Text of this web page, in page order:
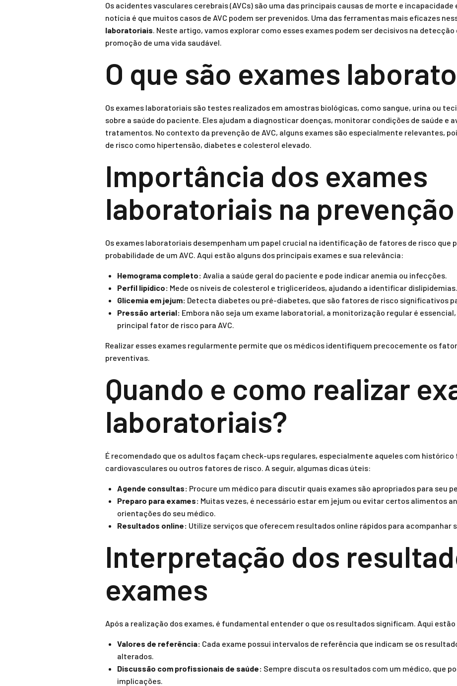
Os acidentes vasculares cerebrais (AVCs) são uma das principais causas de morte e incapacidade
notícia é que muitos casos de AVC podem ser prevenidos. Uma das ferramentas mais eficazes
laboratoriais. Neste artigo, vamos explorar como esses exames podem ser decisivos na
promoção de uma vida saudável.
O que são exames
Os exames laboratoriais são testes realizados em amostras biológicas, como sangue, urina ou
sobre a saúde do paciente. Eles ajudam a diagnosticar doenças, monitorar condições de saúde e
tratamentos. No contexto da prevenção de AVC, alguns exames são especialmente relevantes,
de risco como hipertensão, diabetes e colesterol elevado.
Importância dos exames
laboratoriais na prevenção
Os exames laboratoriais desempenham um papel crucial na identificação de fatores de risco que
probabilidade de um AVC. Aqui estão alguns dos principais exames e sua relevância:
Hemograma completo: Avalia a saúde geral do paciente e pode indicar anemia ou infecções.
Perfil lipídico: Mede os níveis de colesterol e triglicerídeos, ajudando a identificar dislipidemias.
Glicemia em jejum: Detecta diabetes ou pré-diabetes, que são fatores de risco significativos
Pressão arterial: Embora não seja um exame laboratorial, a monitorização regular é
principal fator de risco para AVC.
Realizar esses exames regularmente permite que os médicos identifiquem precocemente os
preventivas.
Quando e como realizar
laboratoriais?
É recomendado que os adultos façam check-ups regulares, especialmente aqueles com
cardiovasculares ou outros fatores de risco. A seguir, algumas dicas úteis:
Agende consultas: Procure um médico para discutir quais exames são apropriados para seu
Preparo para exames: Muitas vezes, é necessário estar em jejum ou evitar certos alimentos
orientações do seu médico.
Resultados online: Utilize serviços que oferecem resultados online rápidos para acompanhar
Interpretação dos
exames
Após a realização dos exames, é fundamental entender o que os resultados significam. Aqui
Valores de referência: Cada exame possui intervalos de referência que indicam se os
alterados.
Discussão com profissionais de saúde: Sempre discuta os resultados com um médico, que
implicações.